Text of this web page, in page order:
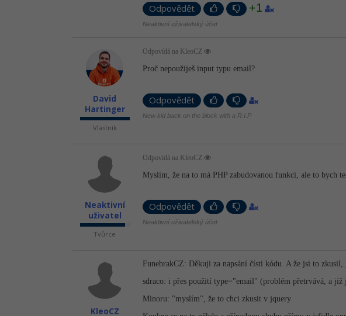
Odpovědět +1
Neaktivní uživatelský účet
David
Hartinger
Vlastník
Odpovídá na KleoCZ
Proč nepoužiješ input typu email?
Odpovědět
New kid back on the block with a R.I.P
Neaktivní
uživatel
Tvůrce
Odpovídá na KleoCZ
Myslím, že na to má PHP zabudovanou funkci, ale to bych
Odpovědět
Neaktivní uživatelský účet
KleoCZ
FunebrakCZ: Děkuji za napsání čísti kódu. A že jsi to
sdraco: i přes použití type="email" (problém přetrvává, a již
Minoru: "myslím", že to chci zkusit v jquery